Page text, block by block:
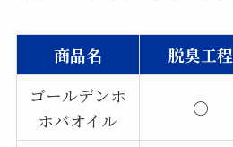
商品名 脱臭工程
ゴールデンホ
ホバオイル
〇